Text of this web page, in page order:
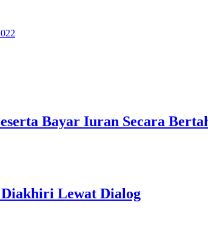
Bayar Iuran Secara
Lewat Dialog